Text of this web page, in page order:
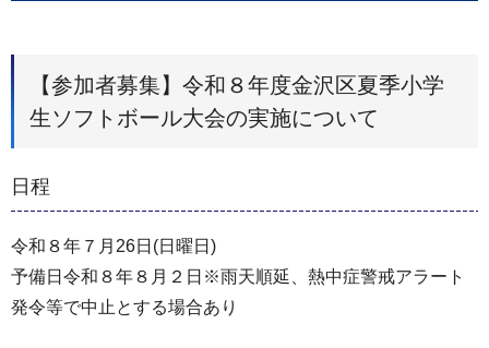
【参加者募集】令和８年度金沢区夏季小学
生ソフトボール大会の実施について
日程
令和８年７月26日(日曜日)
予備日令和８年８月２日※雨天順延、熱中症警戒アラート
発令等で中止とする場合あり